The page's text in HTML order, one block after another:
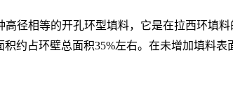
径相等的开孔环型填料，它是在拉西环填
约占环壁总面积35%左右。在未增加填料